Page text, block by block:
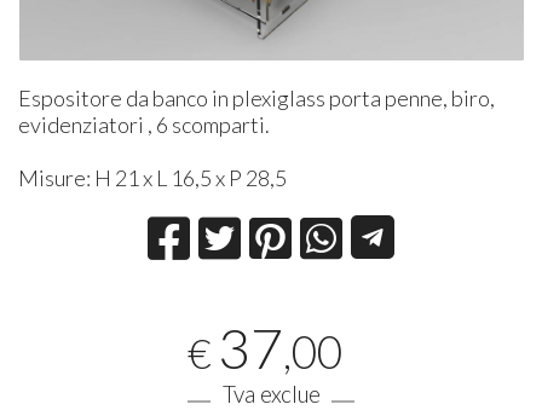
Espositore da banco in plexiglass porta penne, biro,
evidenziatori , 6 scomparti.
Misure: H 21 x L 16,5 x P 28,5
€ 37,00
Tva exclue